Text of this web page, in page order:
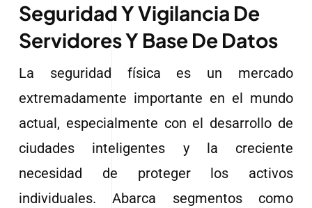
Seguridad Y Vigilancia De
Servidores Y Base De Datos
La seguridad física es un mercado
extremadamente importante en el mundo
actual, especialmente con el desarrollo de
ciudades inteligentes y la creciente
necesidad de proteger los activos
individuales. Abarca segmentos como